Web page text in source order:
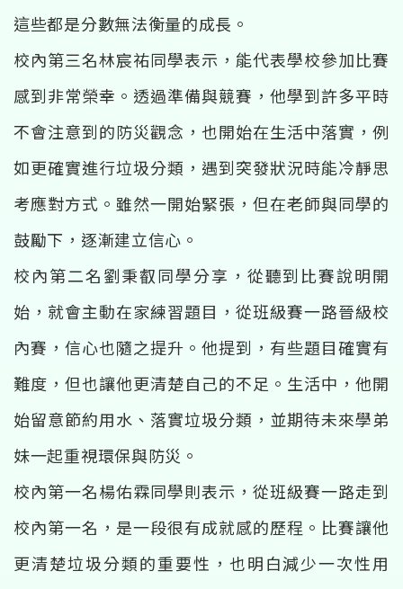
這些都是分數無法衡量的成長。
校內第三名林宸祐同學表示，能代表學校參加比賽
感到非常榮幸。透過準備與競賽，他學到許多平時
不會注意到的防災觀念，也開始在生活中落實，例
如更確實進行垃圾分類，遇到突發狀況時能冷靜思
考應對方式。雖然一開始緊張，但在老師與同學的
鼓勵下，逐漸建立信心。
校內第二名劉秉叡同學分享，從聽到比賽說明開
始，就會主動在家練習題目，從班級賽一路晉級校
內賽，信心也隨之提升。他提到，有些題目確實有
難度，但也讓他更清楚自己的不足。生活中，他開
始留意節約用水、落實垃圾分類，並期待未來學弟
妹一起重視環保與防災。
校內第一名楊佑霖同學則表示，從班級賽一路走到
校內第一名，是一段很有成就感的歷程。比賽讓他
更清楚垃圾分類的重要性，也明白減少一次性用